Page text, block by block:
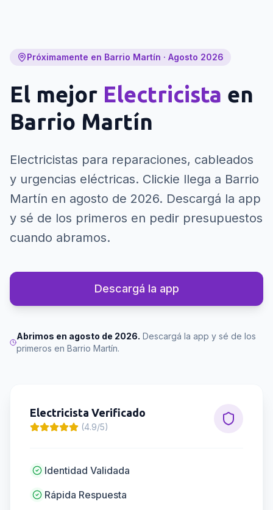
Próximamente en Barrio Martín · Agosto 2026
El mejor Electricista en
Barrio Martín
Electricistas para reparaciones, cableados
y urgencias eléctricas. Clickie llega a Barrio
Martín en agosto de 2026. Descargá la app
y sé de los primeros en pedir presupuestos
cuando abramos.
Descargá la app
Abrimos en agosto de 2026. Descargá la app y sé de los
primeros enBarrio Martín.
Electricista Verificado
(4.9/5)
Identidad Validada
Rápida Respuesta